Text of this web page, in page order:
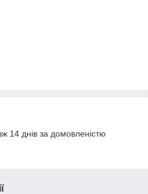
14 днів за домовленістю